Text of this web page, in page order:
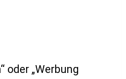
oder „Werbung